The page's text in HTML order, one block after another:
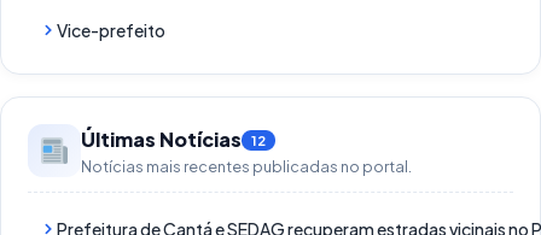
Vice-prefeito
Últimas Notícias 12
Notícias mais recentes publicadas no portal.
Prefeitura de Cantá e SEDAG recuperam estradas vicinais no